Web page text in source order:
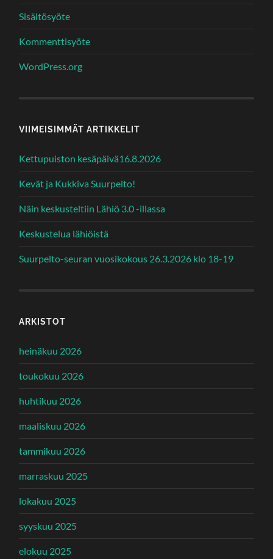
Sisältösyöte
Kommenttisyöte
WordPress.org
VIIMEISIMMÄT ARTIKKELIT
Kettupuiston kesäpäivä16.8.2026
Kevät ja Kukkiva Suurpelto!
Näin keskusteltiin Lähiö 3.0 -illassa
Keskustelua lähiöistä
Suurpelto-seuran vuosikokous 26.3.2026 klo 18-19
ARKISTOT
heinäkuu 2026
toukokuu 2026
huhtikuu 2026
maaliskuu 2026
tammikuu 2026
marraskuu 2025
lokakuu 2025
syyskuu 2025
elokuu 2025